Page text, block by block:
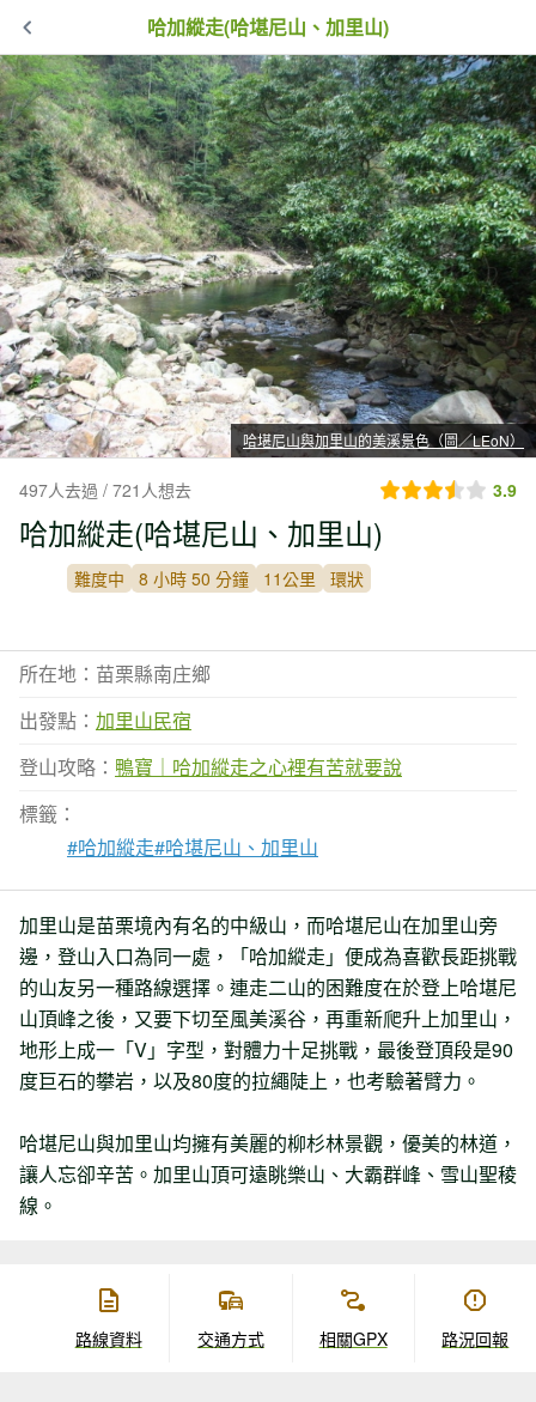
哈加縱走(哈堪尼山、加里山)
哈堪尼山與加里山的美溪景色（圖／LEoN）
497人去過 / 721人想去 3.9
哈加縱走(哈堪尼山、加里山)
難度中 8 小時 50 分鐘 11公里 環狀
所在地：苗栗縣南庄鄉
出發點： 加里山民宿
登山攻略： 鴨寶｜哈加縱走之心裡有苦就要說
標籤：
#哈加縱走#哈堪尼山、加里山
加里山是苗栗境內有名的中級山，而哈堪尼山在加里山旁
邊，登山入口為同一處，「哈加縱走」便成為喜歡長距挑戰
的山友另一種路線選擇。連走二山的困難度在於登上哈堪尼
山頂峰之後，又要下切至風美溪谷，再重新爬升上加里山，
地形上成一「V」字型，對體力十足挑戰，最後登頂段是90
度巨石的攀岩，以及80度的拉繩陡上，也考驗著臂力。
哈堪尼山與加里山均擁有美麗的柳杉林景觀，優美的林道，
讓人忘卻辛苦。加里山頂可遠眺樂山、大霸群峰、雪山聖稜
線。
路線資料 交通方式 相關GPX 路況回報